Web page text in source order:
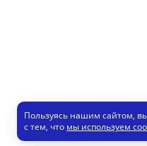
Пользуясь нашим сайтом,
с тем, что мы используем